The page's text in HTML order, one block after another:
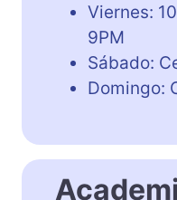
Viernes:
9PM
Sábado:
Domingo: